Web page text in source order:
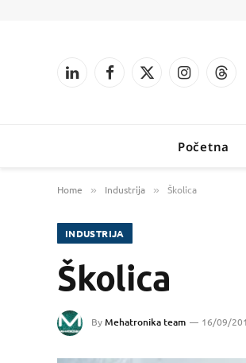
LinkedInFacebook
X
Instagram
Početna
Home » Industrija » Školica
INDUSTRIJA
Školica
ByMehatronika team 16/09/